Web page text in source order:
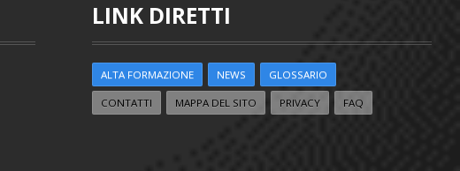
LINK DIRETTI
ALTA FORMAZIONE NEWS GLOSSARIO
CONTATTI MAPPA DEL SITO PRIVACY FAQ